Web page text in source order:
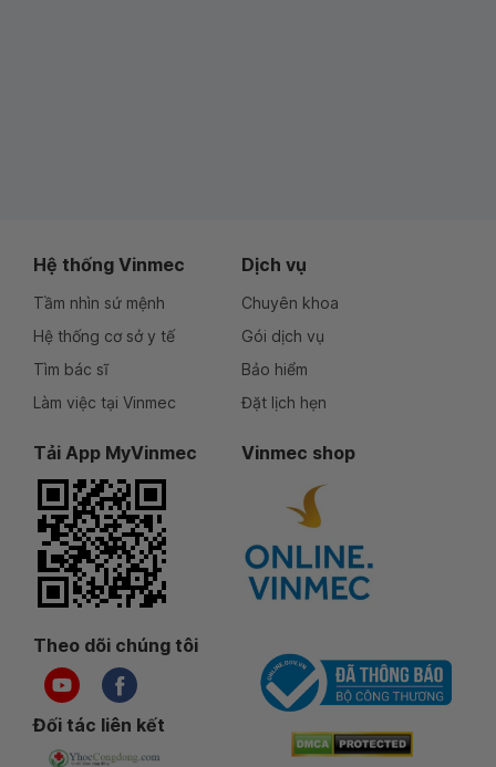
Hệ thống Vinmec
Tầm nhìn sứ mệnh
Hệ thống cơ sở y tế
Tìm bác sĩ
Làm việc tại Vinmec
Dịch vụ
Chuyên khoa
Gói dịch vụ
Bảo hiểm
Đặt lịch hẹn
Tải App MyVinmec Vinmec shop
Theo dõi chúng tôi
Đối tác liên kết